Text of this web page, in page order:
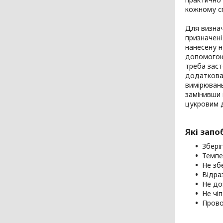
кожному
Для
нанесену
треба
замінивши
цукровим
Які
Не
Не
Не